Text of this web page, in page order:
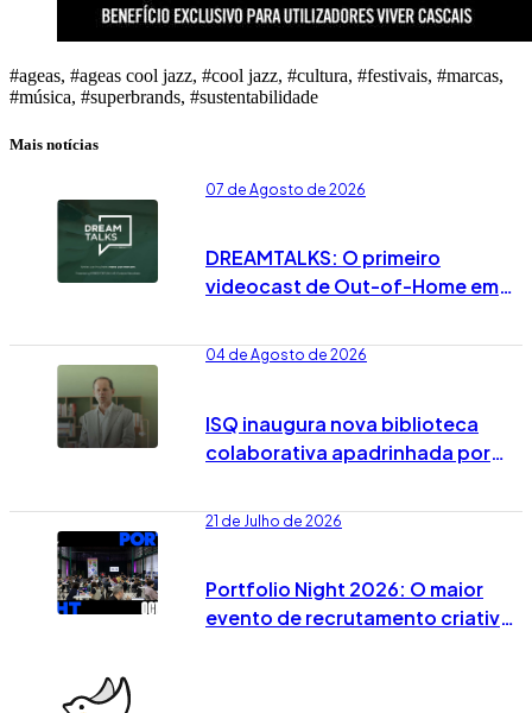
#ageas, #ageas cool jazz, #cool jazz, #cultura, #festivais, #marcas,
#música, #superbrands, #sustentabilidade
Mais notícias
07 de Agosto de 2026
DREAMTALKS: O primeiro
videocast de Out-of-Home em
04 de Agosto de 2026
ISQ inaugura nova biblioteca
colaborativa apadrinhada por
21 de Julho de 2026
Portfolio Night 2026: O maior
evento de recrutamento criativo